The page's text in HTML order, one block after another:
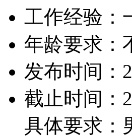
工作经验：
年龄要求：
发布时间：
截止时间：
具体要求：